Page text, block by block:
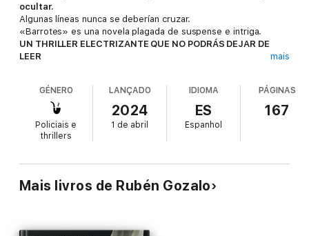
ocultar.
Algunas líneas nunca se deberían cruzar.
«Barrotes» es una novela plagada de suspense e intriga.
UN THRILLER ELECTRIZANTE QUE NO PODRÁS DEJAR DE
LEER
la cárcel es más dura de lo que esperaba.
Sobrevivir no es fácil y menos, si un día
descubres que
acaban de asesinar a tu compañero de piso y todas las
sospechas recaen en ti.
UNA HISTORIA QUE TE ATRAPA DE PRINCIPIO A FIN
mais
GÉNERO
Policiais e
thrillers
LANÇADO
2024
1 de abril
IDIOMA
ES
Espanhol
PÁGINAS
167
Mais livros de Rubén Gozalo